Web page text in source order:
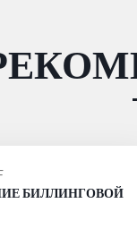
БИЛЛИНГОВОЙ